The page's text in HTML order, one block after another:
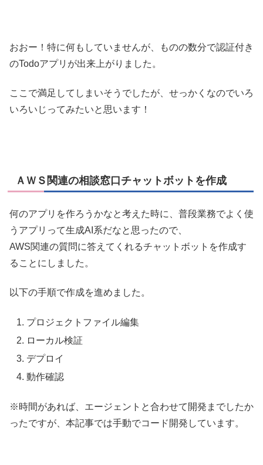
おおー！特に何もしていませんが、ものの数分で認証付き
のTodoアプリが出来上がりました。
ここで満足してしまいそうでしたが、せっかくなのでいろ
いろいじってみたいと思います！
ＡＷＳ関連の相談窓口チャットボットを作成
何のアプリを作ろうかなと考えた時に、普段業務でよく使
うアプリって生成AI系だなと思ったので、
AWS関連の質問に答えてくれるチャットボットを作成す
ることにしました。
以下の手順で作成を進めました。
プロジェクトファイル編集
ローカル検証
デプロイ
動作確認
※時間があれば、エージェントと合わせて開発までしたか
ったですが、本記事では手動でコード開発しています。